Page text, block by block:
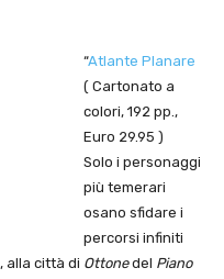
“Atlante Planare
( Cartonato a
colori, 192 pp.,
Euro 29.95 )
Solo i personaggi
più temerari
osano sfidare i
percorsi infiniti
alla città di Ottonedel Piano